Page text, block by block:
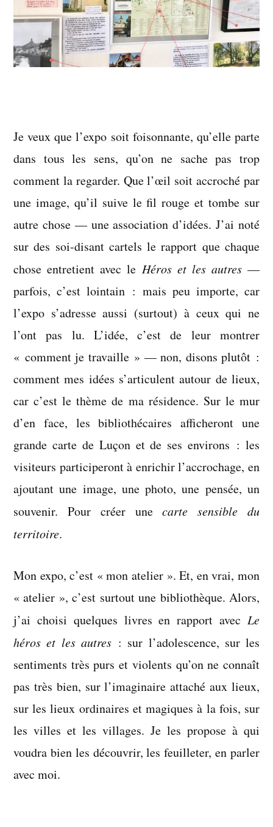
Je veux que l’expo soit foisonnante, qu’elle parte
dans tous les sens, qu’on ne sache pas trop
comment la regarder. Que l’œil soit accroché par
une image, qu’il suive le fil rouge et tombe sur
autre chose — une association d’idées. J’ai noté
sur des soi-disant cartels le rapport que chaque
chose entretient avec le Héros et les autres—
parfois, c’est lointain : mais peu importe, car
l’expo s’adresse aussi (surtout) à ceux qui ne
l’ont pas lu. L’idée, c’est de leur montrer
« comment je travaille » — non, disons plutôt :
comment mes idées s’articulent autour de lieux,
car c’est le thème de ma résidence. Sur le mur
d’en face, les bibliothécaires afficheront une
grande carte de Luçon et de ses environs : les
visiteurs participeront à enrichir l’accrochage, en
ajoutant une image, une photo, une pensée, un
souvenir. Pour créer unecarte sensible du
territoire.
Mon expo, c’est « mon atelier ». Et, en vrai, mon
« atelier », c’est surtout une bibliothèque. Alors,
j’ai choisi quelques livres en rapport avec Le
héros et les autres: sur l’adolescence, sur les
sentiments très purs et violents qu’on ne connaît
pas très bien, sur l’imaginaire attaché aux lieux,
sur les lieux ordinaires et magiques à la fois, sur
les villes et les villages. Je les propose à qui
voudra bien les découvrir, les feuilleter, en parler
avec moi.